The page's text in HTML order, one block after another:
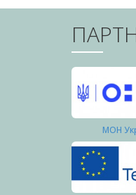
МОН